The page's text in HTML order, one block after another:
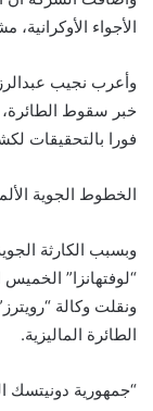
الأجواء
وأعرب نجيب
خبر سقوط الطائرة،
فورا بالتحقيقات
الخطوط الجوية
وبسبب الكارثة
“لوفتهانزا”
ونقلت وكالة
الطائرة الماليزية.
“جمهورية دونيتسك